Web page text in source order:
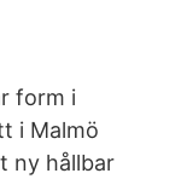
form i
i Malmö
ny hållbar